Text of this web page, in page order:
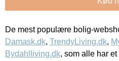
De mest populære bolig-
Damask.dk, TrendyLiving.dk,
Bydahlliving.dk, som alle har